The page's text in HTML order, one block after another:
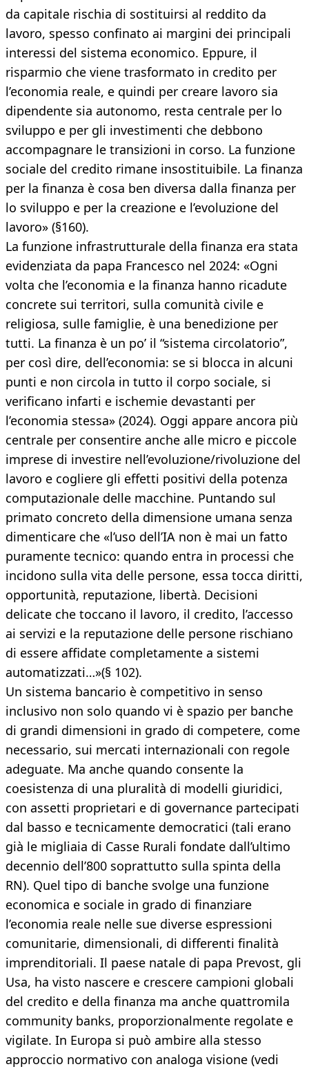
da capitale rischia di sostituirsi al reddito da
lavoro, spesso confinato ai margini dei principali
interessi del sistema economico. Eppure, il
risparmio che viene trasformato in credito per
l’economia reale, e quindi per creare lavoro sia
dipendente sia autonomo, resta centrale per lo
sviluppo e per gli investimenti che debbono
accompagnare le transizioni in corso. La funzione
sociale del credito rimane insostituibile. La finanza
per la finanza è cosa ben diversa dalla finanza per
lo sviluppo e per la creazione e l’evoluzione del
lavoro» (§160).
La funzione infrastrutturale della finanza era stata
evidenziata da papa Francesco nel 2024: «Ogni
volta che l’economia e la finanza hanno ricadute
concrete sui territori, sulla comunità civile e
religiosa, sulle famiglie, è una benedizione per
tutti. La finanza è un po’ il “sistema circolatorio”,
per così dire, dell’economia: se si blocca in alcuni
punti e non circola in tutto il corpo sociale, si
verificano infarti e ischemie devastanti per
l’economia stessa» (2024). Oggi appare ancora più
centrale per consentire anche alle micro e piccole
imprese di investire nell’evoluzione/rivoluzione del
lavoro e cogliere gli effetti positivi della potenza
computazionale delle macchine. Puntando sul
primato concreto della dimensione umana senza
dimenticare che «l’uso dell’IA non è mai un fatto
puramente tecnico: quando entra in processi che
incidono sulla vita delle persone, essa tocca diritti,
opportunità, reputazione, libertà. Decisioni
delicate che toccano il lavoro, il credito, l’accesso
ai servizi e la reputazione delle persone rischiano
di essere affidate completamente a sistemi
automatizzati…»(§ 102).
Un sistema bancario è competitivo in senso
inclusivo non solo quando vi è spazio per banche
di grandi dimensioni in grado di competere, come
necessario, sui mercati internazionali con regole
adeguate. Ma anche quando consente la
coesistenza di una pluralità di modelli giuridici,
con assetti proprietari e di governance partecipati
dal basso e tecnicamente democratici (tali erano
già le migliaia di Casse Rurali fondate dall’ultimo
decennio dell’800 soprattutto sulla spinta della
RN). Quel tipo di banche svolge una funzione
economica e sociale in grado di finanziare
l’economia reale nelle sue diverse espressioni
comunitarie, dimensionali, di differenti finalità
imprenditoriali. Il paese natale di papa Prevost, gli
Usa, ha visto nascere e crescere campioni globali
del credito e della finanza ma anche quattromila
community banks, proporzionalmente regolate e
vigilate. In Europa si può ambire alla stesso
approccio normativo con analoga visione (vedi